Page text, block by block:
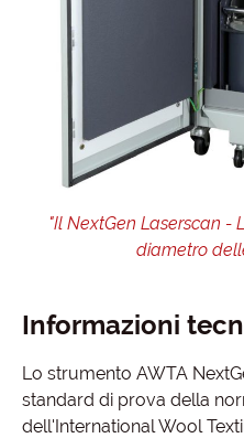
"Il NextGen Laserscan -
diametro
Informazioni
Lo strumento AWTA
standard di prova della
dell'International Wool